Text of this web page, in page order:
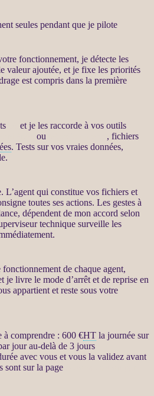
seules pendant que je pilote
fonctionnement, je détecte les
valeur ajoutée, et je fixe les priorités
est compris dans la première
et je les raccorde à vos outils
ou
, fichiers
. Tests sur vos vraies données,
L’agentqui constitue vos fichiers et
toutes ses actions. Les gestes à
, dépendent de mon accord selon
technique surveille les
de chaque agent,
je livre le mode d’arrêt et de reprise en
appartient et reste sous votre
à comprendre : 600 €HTla journée sur
jour au-delà de 3 jours
avec vous et vous la validez avant
sont sur la page